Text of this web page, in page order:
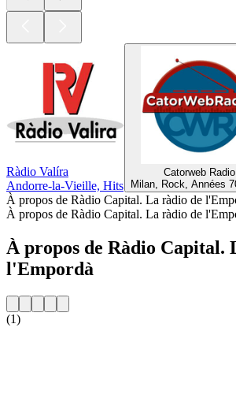
Ràdio Valíra
Andorre-la-Vieille, Hits
Catorweb Radio
Milan, Rock, Années
À propos de Ràdio Capital. La ràdio de
À propos de Ràdio Capital. La ràdio de
À propos de Ràdio Capital.
l'Empordà
(1)